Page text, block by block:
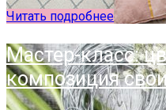
Читать подробнее
Мастер-класс:
композиция